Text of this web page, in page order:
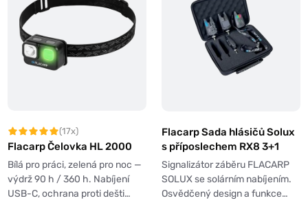
(17x)
Flacarp Čelovka HL 2000
Bílá pro práci, zelená pro noc —
výdrž 90 h / 360 h. Nabíjení
USB-C, ochrana proti dešti…
Flacarp Sada hlásičů Solux
s příposlechem RX8 3+1
Signalizátor záběru FLACARP
SOLUX se solárním nabíjením.
Osvědčený design a funkce…